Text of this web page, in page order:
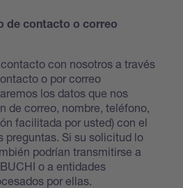
de contacto o correo
con nosotros a través
o por correo
los datos que nos
de correo, nombre, teléfono,
facilitada por usted) con el
preguntas. Si su solicitud lo
podrían transmitirse a
o a entidades
por ellas.